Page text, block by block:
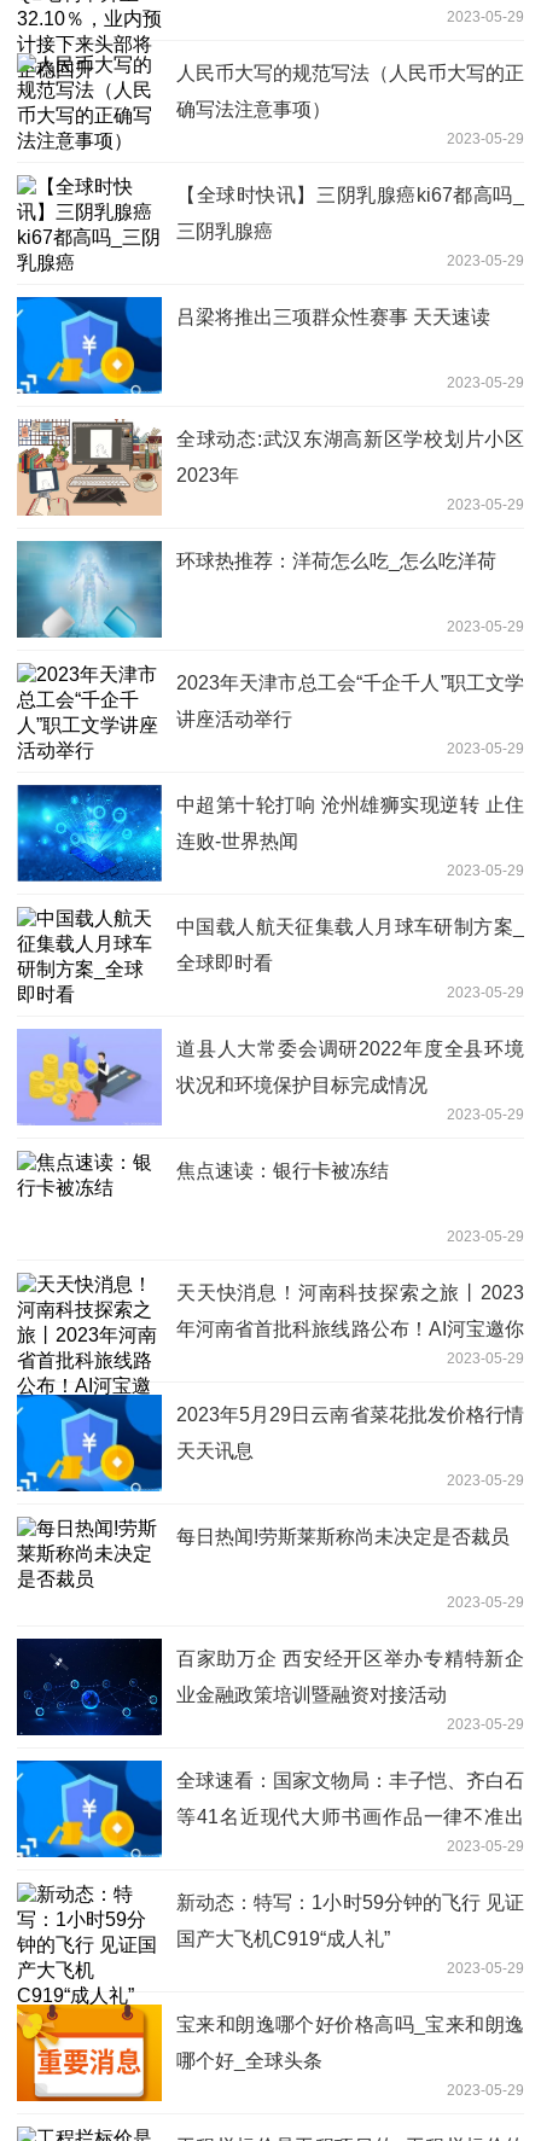
2023-05-29
人民币大写的规范写法（人民币大写的正
确写法注意事项）
2023-05-29
【全球时快讯】三阴乳腺癌ki67都高吗_
三阴乳腺癌
2023-05-29
吕梁将推出三项群众性赛事 天天速读
2023-05-29
全球动态:武汉东湖高新区学校划片小区
2023年
2023-05-29
环球热推荐：洋荷怎么吃_怎么吃洋荷
2023-05-29
2023年天津市总工会“千企千人”职工文学
讲座活动举行
2023-05-29
中超第十轮打响 沧州雄狮实现逆转 止住
连败-世界热闻
2023-05-29
中国载人航天征集载人月球车研制方案_
全球即时看
2023-05-29
道县人大常委会调研2022年度全县环境
状况和环境保护目标完成情况
2023-05-29
焦点速读：银行卡被冻结
2023-05-29
天天快消息！河南科技探索之旅丨2023
年河南省首批科旅线路公布！AI河宝邀你
2023-05-29
2023年5月29日云南省菜花批发价格行情
天天讯息
2023-05-29
每日热闻!劳斯莱斯称尚未决定是否裁员
2023-05-29
百家助万企 西安经开区举办专精特新企
业金融政策培训暨融资对接活动
2023-05-29
全球速看：国家文物局：丰子恺、齐白石
等41名近现代大师书画作品一律不准出
2023-05-29
新动态：特写：1小时59分钟的飞行 见证
国产大飞机C919“成人礼”
2023-05-29
宝来和朗逸哪个好价格高吗_宝来和朗逸
哪个好_全球头条
2023-05-29